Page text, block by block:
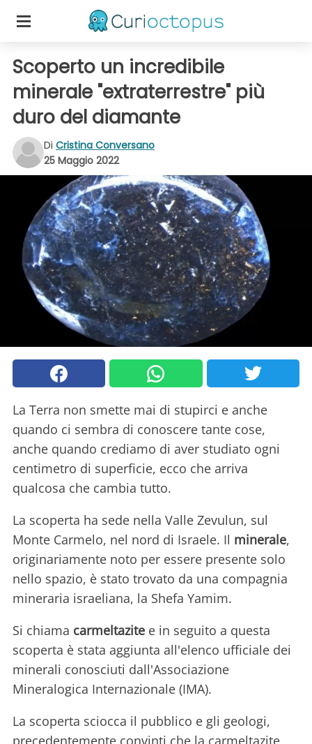
Scoperto un incredibile
minerale "extraterrestre" più
duro del diamante
Di Cristina Conversano
25 Maggio 2022
La Terra non smette mai di stupirci e anche
quando ci sembra di conoscere tante cose,
anche quando crediamo di aver studiato ogni
centimetro di superficie, ecco che arriva
qualcosa che cambia tutto.
La scoperta ha sede nella Valle Zevulun, sul
Monte Carmelo, nel nord di Israele. Il minerale,
originariamente noto per essere presente solo
nello spazio, è stato trovato da una compagnia
mineraria israeliana, la Shefa Yamim.
Si chiama carmeltazite e in seguito a questa
scoperta è stata aggiunta all'elenco ufficiale dei
minerali conosciuti dall'Associazione
Mineralogica Internazionale (IMA).
La scoperta sciocca il pubblico e gli geologi,
precedentemente convinti che la carmeltazite